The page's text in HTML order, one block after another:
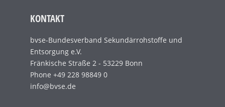
KONTAKT
bvse-Bundesverband Sekundärrohstoffe und
Entsorgung e.V.
Fränkische Straße 2 - 53229 Bonn
Phone +49 228 98849 0
info@bvse.de